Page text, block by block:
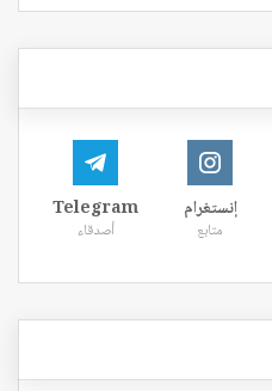
إنستغرام
متابع
Telegram
أصدقاء